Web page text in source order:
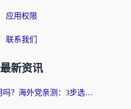
应用权限
联系我们
最新资讯
穿梭和海归好用吗？海外党亲测：3步选对回国加速器，无缝刷国内剧玩手游